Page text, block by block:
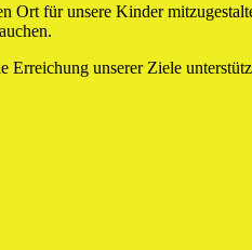
Ort für unsere Kinder
unserer Ziele